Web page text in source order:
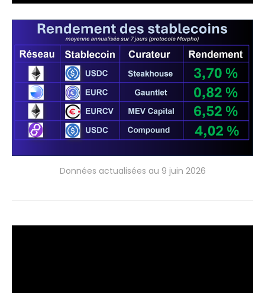
Données actualisées au 9 juin 2026